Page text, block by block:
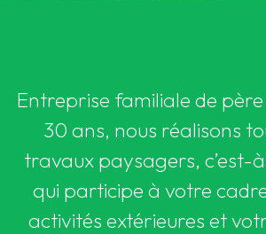
Entreprise familiale de
30 ans, nous réalisons
travaux paysagers, c’est-
qui participe à votre
activités extérieures et